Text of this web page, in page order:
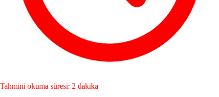
Tahmini okuma süresi: 2 dakika